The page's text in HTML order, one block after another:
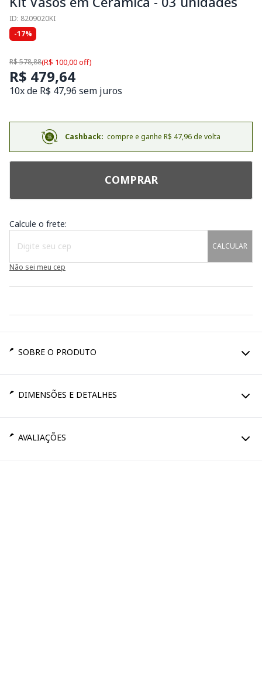
ID: 8209020KI
-17%
R$ 578,88(R$ 100,00 off)
R$ 479,64
10x de R$ 47,96 sem juros
Cashback: compre e ganhe R$ 47,96 de volta
COMPRAR
Calcule o frete:
CALCULAR
Não sei meu cep
SOBRE O PRODUTO
DIMENSÕES E DETALHES
AVALIAÇÕES